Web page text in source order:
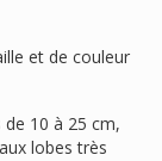
et de couleur
10 à 25 cm,
lobes très